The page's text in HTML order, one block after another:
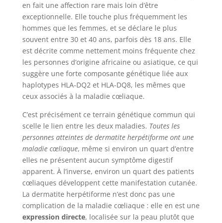
en fait une affection rare mais loin d’être
exceptionnelle. Elle touche plus fréquemment les
hommes que les femmes, et se déclare le plus
souvent entre 30 et 40 ans, parfois dès 18 ans. Elle
est décrite comme nettement moins fréquente chez
les personnes d’origine africaine ou asiatique, ce qui
suggère une forte composante génétique liée aux
haplotypes HLA-DQ2 et HLA-DQ8, les mêmes que
ceux associés à la maladie cœliaque.
C’est précisément ce terrain génétique commun qui
scelle le lien entre les deux maladies. Toutes les
personnes atteintes de dermatite herpétiforme ont une
maladie cœliaque, même si environ un quart d’entre
elles ne présentent aucun symptôme digestif
apparent. À l’inverse, environ un quart des patients
cœliaques développent cette manifestation cutanée.
La dermatite herpétiforme n’est donc pas une
complication de la maladie cœliaque : elle en est une
expression directe, localisée sur la peau plutôt que